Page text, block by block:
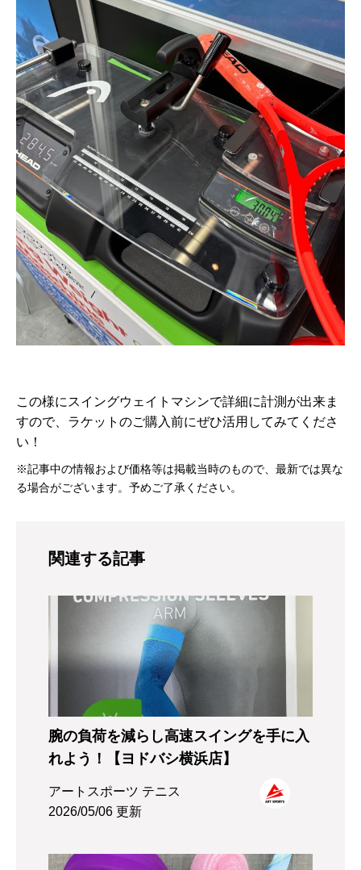
この様にスイングウェイトマシンで詳細に計測が出来ま
すので、ラケットのご購入前にぜひ活用してみてくださ
い！
※記事中の情報および価格等は掲載当時のもので、最新では異な
る場合がございます。予めご了承ください。
関連する記事
腕の負荷を減らし高速スイングを手に入
れよう！【ヨドバシ横浜店】
アートスポーツ テニス
2026/05/06 更新